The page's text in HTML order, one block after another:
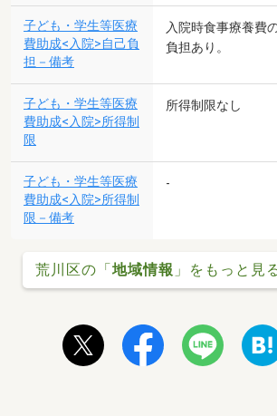
子ども・学生等医療
費助成<入院>自己負
担－備考
入院時食事療養費
負担あり。
子ども・学生等医療
費助成<入院>所得制
限
所得制限なし
子ども・学生等医療
費助成<入院>所得制
限－備考
-
荒川区の「地域情報 」をもっと見